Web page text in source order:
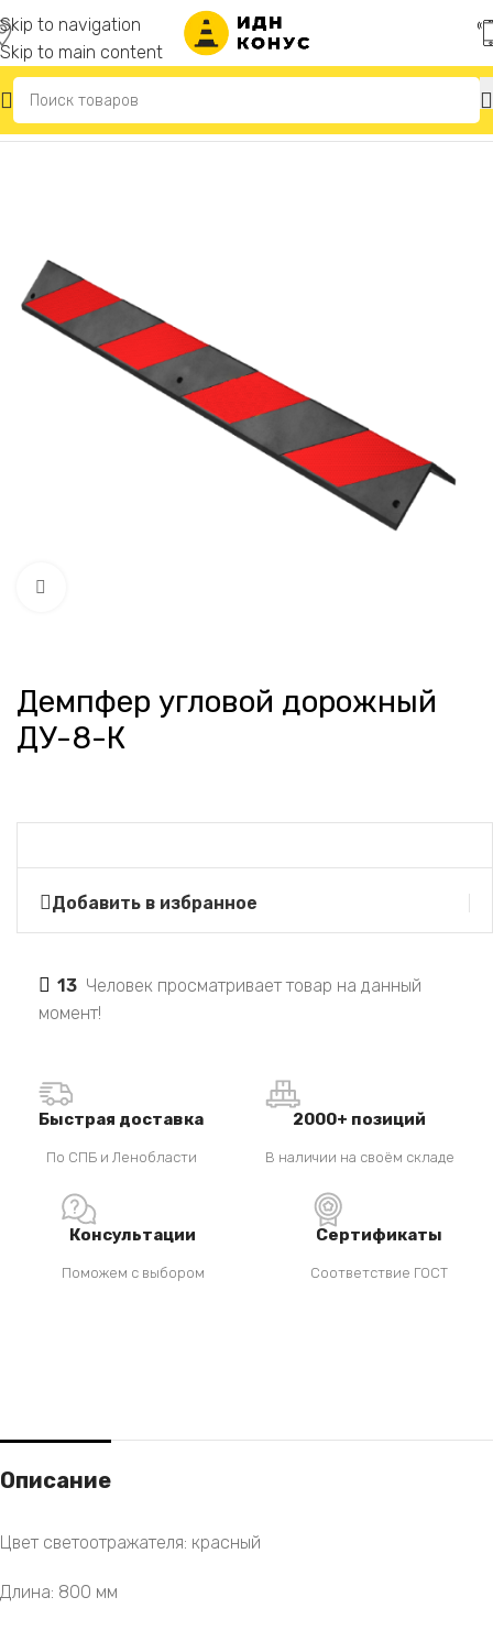
Skip to navigation
Skip to main content
Главная Демпферы угловые
Демпфер угловой дорожный
ДУ-8-К
Добавить в избранное
13 Человек просматривает товар на данный
момент!
Быстрая доставка
По СПБ и Ленобласти
2000+ позиций
В наличии на своём складе
Консультации
Поможем с выбором
Сертификаты
Соответствие ГОСТ
Описание
Цвет светоотражателя: красный
Длина: 800 мм